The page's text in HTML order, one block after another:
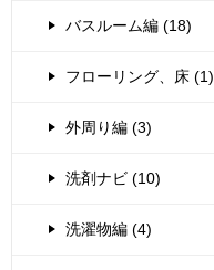
バスルーム編 (18)
フローリング、床 (1)
外周り編 (3)
洗剤ナビ (10)
洗濯物編 (4)